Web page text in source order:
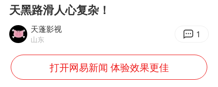
被一条街帮助的“煎饼叔叔”去世
被错换37年女子起诉医院：本不需辍学
河南：领导干部要带头休假
天黑路滑人心复杂！
天蓬影视
山东 1
打开网易新闻 体验效果更佳